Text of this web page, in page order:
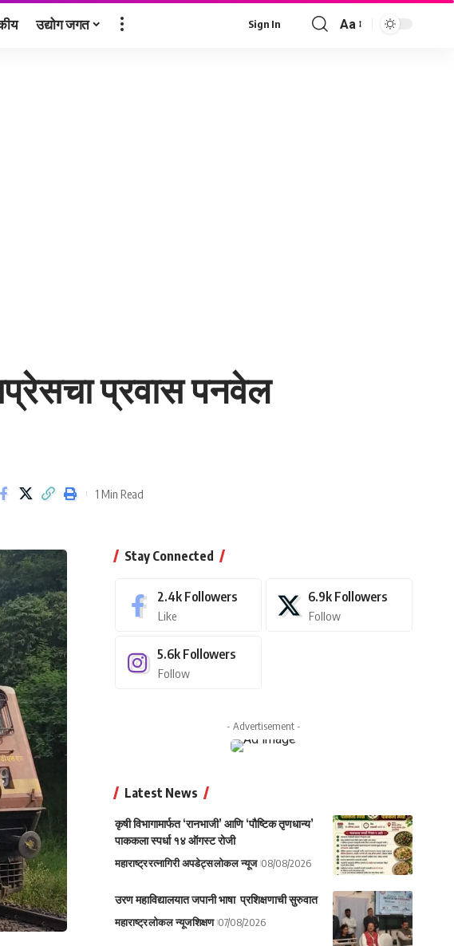
उद्योग जगत Sign In
Font
Aa
प्रवास पनवेल
1 Min Read
Stay Connected
2.4k Followers
Like
6.9k Followers
Follow
5.6k Followers
Follow
- Advertisement -
Latest News
कृषी विभागामार्फत ‘रानभाजी’ आणि ‘पौष्टिक तृणधान्य’
पाककला स्पर्धा १४ ऑगस्ट रोजी
महाराष्ट्ररत्नागिरी अपडेट्सलोकल न्यूज 08/08/2026
उरण महाविद्यालयात जपानी भाषा प्रशिक्षणाची सुरुवात
महाराष्ट्रलोकल न्यूजशिक्षण 07/08/2026